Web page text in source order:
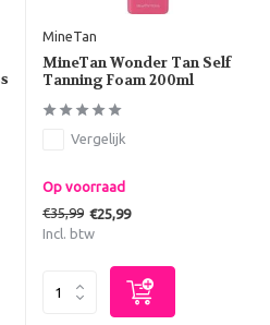
MineTan
MineTan Wonder Tan Self
Tanning Foam 200ml
Vergelijk
Op voorraad
€35,99 €25,99
Incl. btw